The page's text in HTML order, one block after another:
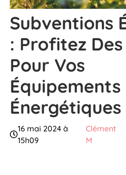
Subventions
: Profitez
Pour Vos
Équipements
Énergétiques
16 mai 2024 à
15h09
Clément
M